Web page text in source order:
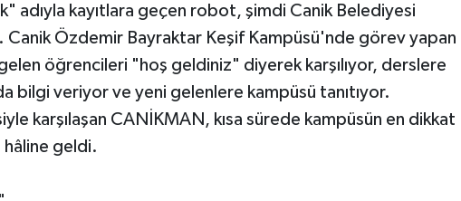
adıyla kayıtlara geçen robot, şimdi Canik Belediyesi
Canik Özdemir Bayraktar Keşif Kampüsü'nde görev yapan
öğrencileri "hoş geldiniz" diyerek karşılıyor, derslere
bilgi veriyor ve yeni gelenlere kampüsü tanıtıyor.
karşılaşan CANİKMAN, kısa sürede kampüsün en dikkat
hâline geldi.